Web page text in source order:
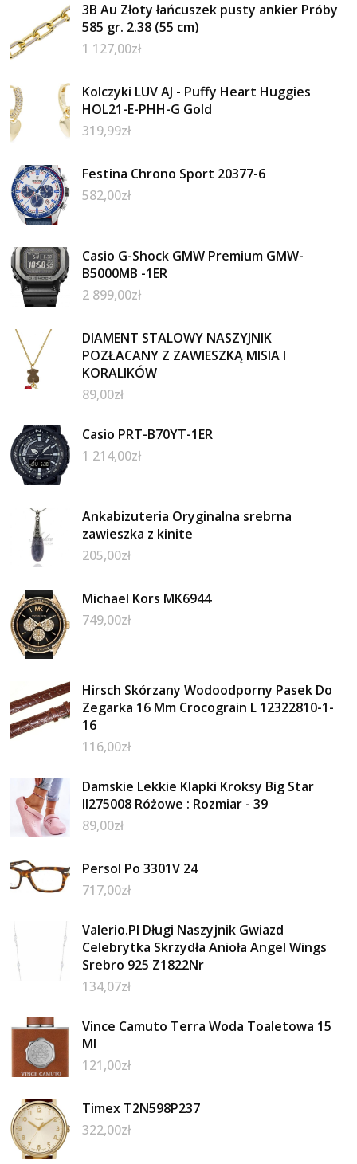
3B Au Złoty łańcuszek pusty ankier Próby
585 gr. 2.38 (55 cm)
1 127,00zł
Kolczyki LUV AJ - Puffy Heart Huggies
HOL21-E-PHH-G Gold
319,99zł
Festina Chrono Sport 20377-6
582,00zł
Casio G-Shock GMW Premium GMW-
B5000MB -1ER
2 899,00zł
DIAMENT STALOWY NASZYJNIK
POZŁACANY Z ZAWIESZKĄ MISIA I
KORALIKÓW
89,00zł
Casio PRT-B70YT-1ER
1 214,00zł
Ankabizuteria Oryginalna srebrna
zawieszka z kinite
205,00zł
Michael Kors MK6944
749,00zł
Hirsch Skórzany Wodoodporny Pasek Do
Zegarka 16 Mm Crocograin L 12322810-1-
16
116,00zł
Damskie Lekkie Klapki Kroksy Big Star
II275008 Różowe : Rozmiar - 39
89,00zł
Persol Po 3301V 24
717,00zł
Valerio.Pl Długi Naszyjnik Gwiazd
Celebrytka Skrzydła Anioła Angel Wings
Srebro 925 Z1822Nr
134,07zł
Vince Camuto Terra Woda Toaletowa 15
Ml
121,00zł
Timex T2N598P237
322,00zł